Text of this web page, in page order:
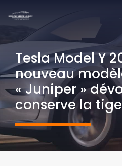
contenu
Tesla Model Y
nouveau
« Juniper »
conserve la